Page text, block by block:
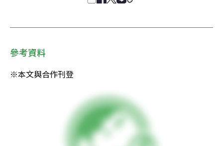
參考資料
※本文與合作刊登